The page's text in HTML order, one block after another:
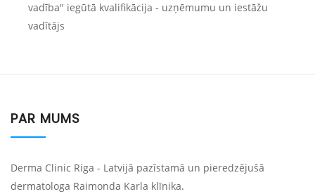
vadība" iegūtā kvalifikācija - uzņēmumu un iestāžu
vadītājs
PAR MUMS
Derma Clinic Riga - Latvijā pazīstamā un pieredzējušā
dermatologa Raimonda Karla klīnika.